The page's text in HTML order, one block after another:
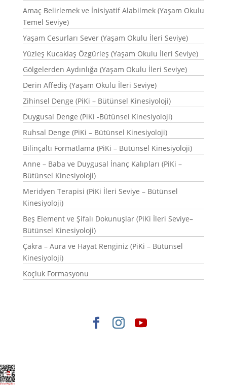
Amaç Belirlemek ve İnisiyatif Alabilmek (Yaşam Okulu
Temel Seviye)
Yaşam Cesurları Sever (Yaşam Okulu İleri Seviye)
Yüzleş Kucaklaş Özgürleş (Yaşam Okulu İleri Seviye)
Gölgelerden Aydınlığa (Yaşam Okulu İleri Seviye)
Derin Affediş (Yaşam Okulu İleri Seviye)
Zihinsel Denge (PiKi – Bütünsel Kinesiyoloji)
Duygusal Denge (PiKi -Bütünsel Kinesiyoloji)
Ruhsal Denge (PiKi – Bütünsel Kinesiyoloji)
Bilinçaltı Formatlama (PiKi – Bütünsel Kinesiyoloji)
Anne – Baba ve Duygusal İnanç Kalıpları (PiKi –
Bütünsel Kinesiyoloji)
Meridyen Terapisi (PiKi İleri Seviye – Bütünsel
Kinesiyoloji)
Beş Element ve Şifalı Dokunuşlar (PiKi İleri Seviye–
Bütünsel Kinesiyoloji)
Çakra – Aura ve Hayat Renginiz (PiKi – Bütünsel
Kinesiyoloji)
Koçluk Formasyonu